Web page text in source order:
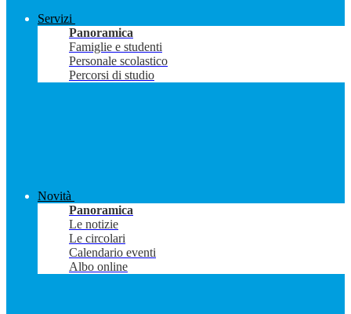
Servizi
Panoramica
Famiglie e studenti
Personale scolastico
Percorsi di studio
Novità
Panoramica
Le notizie
Le circolari
Calendario eventi
Albo online